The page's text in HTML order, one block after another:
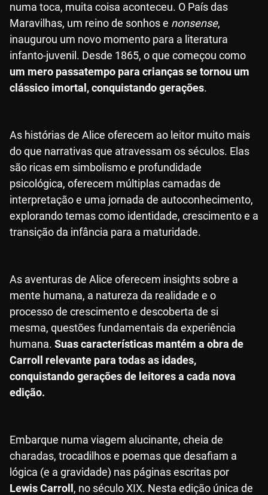
numa toca, muita coisa aconteceu. O País das
Maravilhas, um reino de sonhos e nonsense,
inaugurou um novo momento para a literatura
infanto-juvenil. Desde 1865, o que começou como
um mero passatempo para crianças se tornou um
clássico imortal, conquistando gerações.
As histórias de Alice oferecem ao leitor muito mais
do que narrativas que atravessam os séculos. Elas
são ricas em simbolismo e profundidade
psicológica, oferecem múltiplas camadas de
interpretação e uma jornada de autoconhecimento,
explorando temas como identidade, crescimento e a
transição da infância para a maturidade.
As aventuras de Alice oferecem insights sobre a
mente humana, a natureza da realidade e o
processo de crescimento e descoberta de si
mesma, questões fundamentais da experiência
humana. Suas características mantém a obra de
Carroll relevante para todas as idades,
conquistando gerações de leitores a cada nova
edição.
Embarque numa viagem alucinante, cheia de
charadas, trocadilhos e poemas que desafiam a
lógica (e a gravidade) nas páginas escritas por
Lewis Carroll , no século XIX. Nesta edição única de